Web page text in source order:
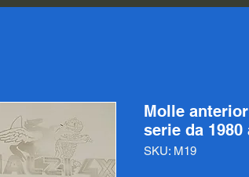
Molle
serie da 1980
SKU: M19